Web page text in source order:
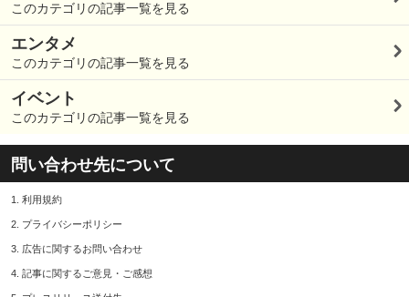
このカテゴリの記事一覧を見る
エンタメ
このカテゴリの記事一覧を見る
イベント
このカテゴリの記事一覧を見る
問い合わせ先について
1. 利用規約
2. プライバシーポリシー
3. 広告に関するお問い合わせ
4. 記事に関するご意見・ご感想